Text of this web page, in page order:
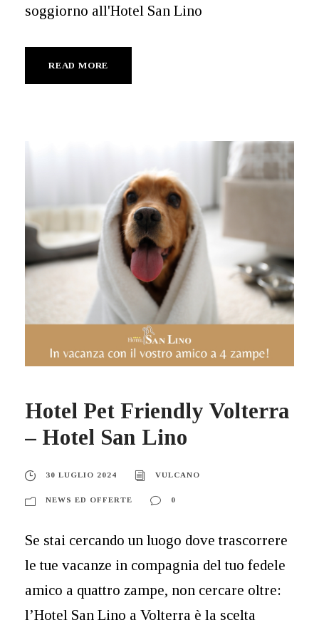
soggiorno all'Hotel San Lino
READ MORE
Hotel Pet Friendly Volterra
– Hotel San Lino
30 LUGLIO 2024 VULCANO
NEWS ED OFFERTE 0
Se stai cercando un luogo dove trascorrere
le tue vacanze in compagnia del tuo fedele
amico a quattro zampe, non cercare oltre:
l’Hotel San Lino a Volterra è la scelta